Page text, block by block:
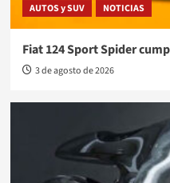
AUTOS y SUV NOTICIAS
Fiat 124 Sport Spider
3 de agosto de 2026